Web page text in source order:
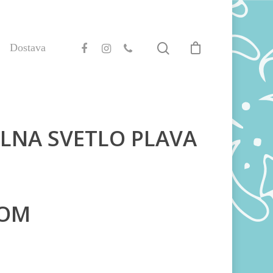
Dostava
SVETLO PLAVA